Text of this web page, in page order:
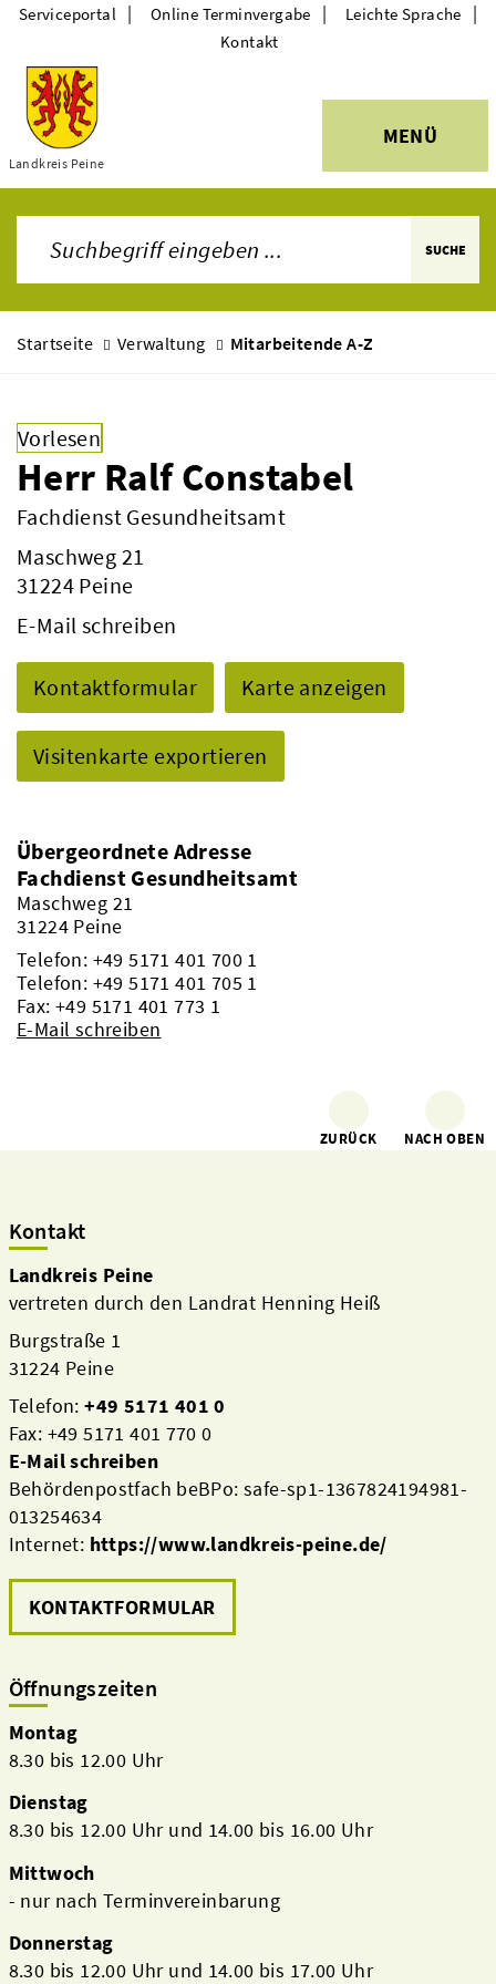
Themen
Landkreis Peine
MENÜ
Serviceportal | Online Terminvergabe | Leichte Sprache |
Kontakt
SUCHE
Startseite Verwaltung Mitarbeitende A-Z
Vorlesen
Herr Ralf Constabel
Fachdienst Gesundheitsamt
Maschweg 21
31224 Peine
E-Mail schreiben
Kontaktformular Karte anzeigen
Visitenkarte exportieren
Übergeordnete Adresse
Fachdienst Gesundheitsamt
Maschweg 21
31224 Peine
Telefon: +49 5171 401 700 1
Telefon: +49 5171 401 705 1
Fax: +49 5171 401 773 1
E-Mail schreiben
ZURÜCK NACH OBEN
Kontakt
Landkreis Peine
vertreten durch den Landrat Henning Heiß
Burgstraße 1
31224 Peine
Telefon:+49 5171 401 0
Fax: +49 5171 401 770 0
E-Mail schreiben
Behördenpostfach beBPo: safe-sp1-1367824194981-
013254634
Internet: https://www.landkreis-peine.de/
KONTAKTFORMULAR
Öffnungszeiten
Montag
8.30 bis 12.00 Uhr
Dienstag
8.30 bis 12.00 Uhr und 14.00 bis 16.00 Uhr
Mittwoch
- nur nach Terminvereinbarung
Donnerstag
8.30 bis 12.00 Uhr und 14.00 bis 17.00 Uhr